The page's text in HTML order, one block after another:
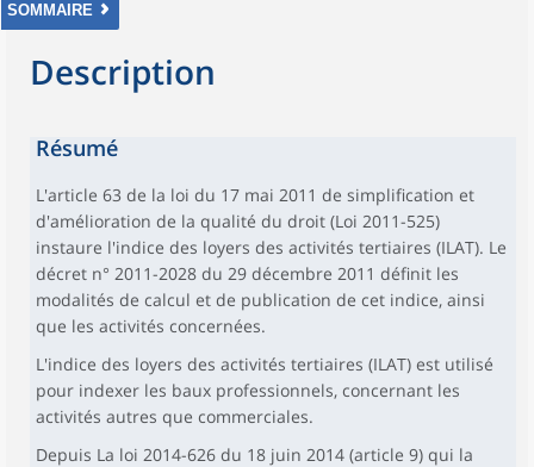
SOMMAIRE
Description
Résumé
L'article 63 de la loi du 17 mai 2011 de simplification et
d'amélioration de la qualité du droit (Loi 2011-525)
instaure l'indice des loyers des activités tertiaires (ILAT). Le
décret n° 2011-2028 du 29 décembre 2011 définit les
modalités de calcul et de publication de cet indice, ainsi
que les activités concernées.
L'indice des loyers des activités tertiaires (ILAT) est utilisé
pour indexer les baux professionnels, concernant les
activités autres que commerciales.
Depuis La loi 2014-626 du 18 juin 2014 (article 9) qui la